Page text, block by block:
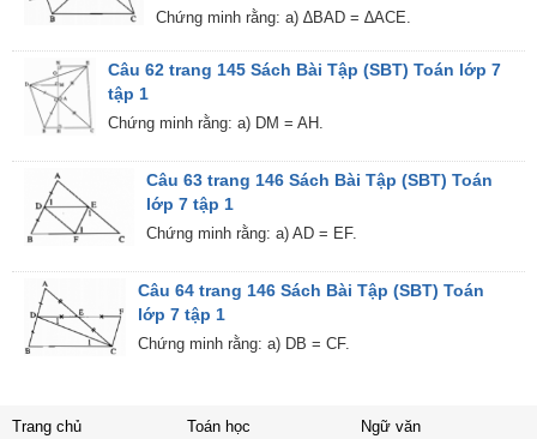
Chứng minh rằng: a) ∆BAD = ∆ACE.
Câu 62 trang 145 Sách Bài Tập (SBT) Toán lớp 7
tập 1
Chứng minh rằng: a) DM = AH.
Câu 63 trang 146 Sách Bài Tập (SBT) Toán
lớp 7 tập 1
Chứng minh rằng: a) AD = EF.
Câu 64 trang 146 Sách Bài Tập (SBT) Toán
lớp 7 tập 1
Chứng minh rằng: a) DB = CF.
Trang chủ Toán học Ngữ văn